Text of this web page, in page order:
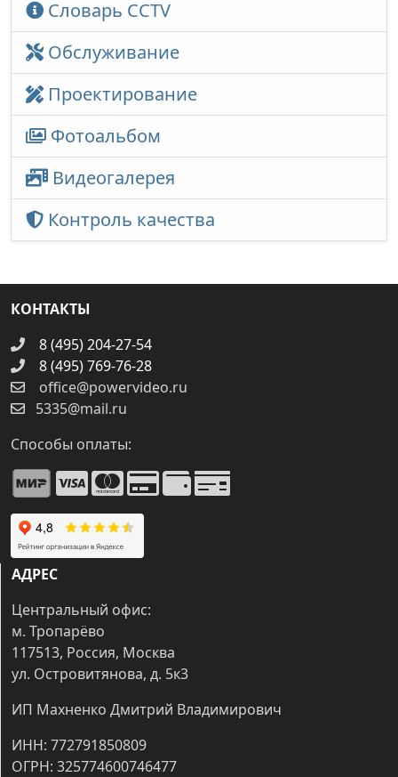
Словарь CCTV
Обслуживание
Проектирование
Фотоальбом
Видеогалерея
Контроль качества
КОНТАКТЫ
8 (495) 204-27-54
8 (495) 769-76-28
office@powervideo.ru
5335@mail.ru
Способы оплаты:
АДРЕС
Центральный офис:
м. Тропарёво
117513, Россия, Москва
ул. Островитянова, д. 5к3
ИП Махненко Дмитрий Владимирович
ИНН: 772791850809
ОГРН: 325774600746477